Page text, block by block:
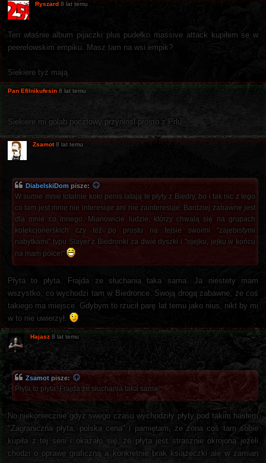
Ryszard 8 lat temu
Ten właśnie album pijaczki plus pudełko massive attack kupiłem se w
peerelowskim empiku. Masz tam na wsi empik?
Siekiere tyż mają.
Pan Efilnikufesin 8 lat temu
Siekiere mi golab pocztowy przyniosl prosto z Prlu.
Zsamot 8 lat temu
DiabelskiDom pisze:
W sumie mnie totalnie koło penis latają te płyty z Biedry, bo i tak nic z tego
co tam jest mnie nie interesuje ani nie zainteresuje. Bardziej zabawne jest
dla mnie co innego. Mianowicie ludzie, którzy chwalą się na grupach
kolekcjonerskich czy też po prostu na fejsie swoimi "zajebistymi
nabytkami" typu Slayer z Biedronki za dwie dyszki i "ojejku, jejku w końcu
na mam półce!"
Płyta to płyta. Frajda ze słuchania taka sama. Ja niestety mam
wszystko, co wychodzi tam w Biedronce. Swoją drogą zabawne, że coś
takiego ma miejsce. Gdybym to rzucił parę lat temu jako nius, nikt by mi
w to nie uwierzył.
Hajasz 8 lat temu
Zsamot pisze:
Płyta to płyta. Frajda ze słuchania taka sama.
No niekoniecznie gdyż swego czasu wychodziły płyty pod takim hasłem
"Zagraniczna płyta, polska cena" i pamiętam, że żona coś tam sobie
kupiła z tej serii i okazało się, że płyta jest strasznie okrojona jeżeli
chodzi o oprawę graficzną a konkretnie brak książeczki ale w zamian